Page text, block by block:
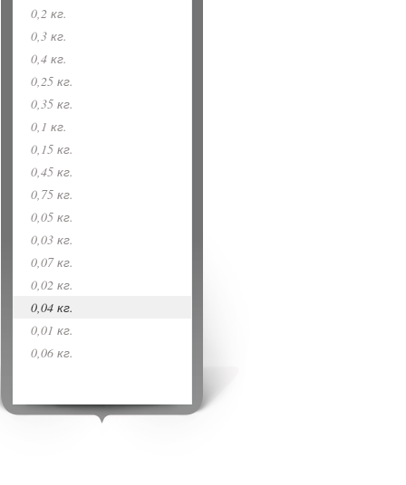
0,2 кг.
0,3 кг.
0,4 кг.
0,25 кг.
0,35 кг.
0,1 кг.
0,15 кг.
0,45 кг.
0,75 кг.
0,05 кг.
0,03 кг.
0,07 кг.
0,02 кг.
0,04 кг.
0,01 кг.
0,06 кг.